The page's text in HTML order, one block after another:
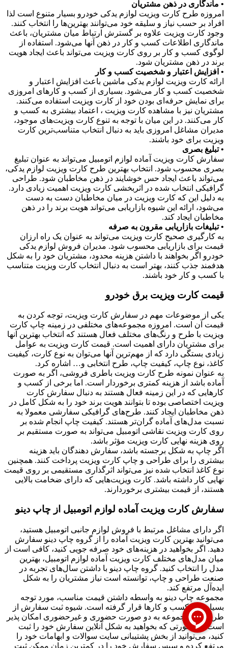
• ماندگاری در ذهن مشتریان
امروزه طرح کارت ویزیت لوازم یدکی خودرو بسیار متنوع است لذا
افراد بر حسب نیاز و سلیقه خود می‌توانند بهترین‌ها را انتخاب کنند.
وجود کارت ویزیت علاوه بر گسترش ارتباط میان مشتریان، باعث
ماندگاری اطلاعات کسب و کار در ذهن آنها می‌شود. استفاده از
لوگوی کسب و کار بر روی کارت ویزیت می‌تواند باعث ایجاد هویت
برند در ذهن مشتریان شود.
• افزایش اعتبار و شخصیت کسب و کار
ارائه کارت ویزیت لوازم یدکی ماشین باعث افزایش اعتبار و
شخصیت کسب و کار می‌شود. بسیاری از کسب و کارهای امروزی
برای نمایش حرفه‌ای بودن خود از کارت ویزیت استفاده می‌کنند.
مشتریان نیز با مشاهده کارت ویزیت ، اعتماد بیشتری به کسب و
کار می‌کنند. در این میان با توجه به تنوع کارت ویزیت‌های موجود،
مدیران مشاغل امروزی باید به دنبال انتخاب متناسب‌ترین کارت
ویزیت برای خود باشند.
• تبلیغ بصری
سفارش کارت ویزیت آماده لوازم اتومبیل می‌تواند به عنوان تبلیغ
بصری محسوب شود. انتخاب بهترین طرح کارت ویزیت لوازم یدکی،
می‌تواند باعث ایجاد حس خوشایند در ذهن مخاطبان شود. طراحی
گرافیکی انتخاب شده در اثربخشی کارت ویزیت اهمیت زیادی دارد.
به دلیل این که کارت ویزیت در میان مخاطبان دست به دست
می‌شود، ارائه این شیوه بازاریابی می‌تواند هویت برند را در ذهن
مخاطبان ایجاد کند.
• تبلیغات بازاریابی مقرون به صرفه
به کارگیری صحیح کارت ویزیت می‌تواند به عنوان یک راه ارزان
قیمت برای بازاریابی محسوب شود. مدیران فروش لوازم یدکی
خودرو اگر بخواهند با داشتن هزینه محدود، مشتریان خود را به شکل
هدفمند جذب کنند، بهتر است به دنبال انتخاب کارت ویزیت متناسب
با کسب و کار خود باشند.
قیمت کارت ویزیت برق خودرو
یکی از موضوعات مهم در سفارش کارت ویزیت، توجه کردن به
قیمت آن است. امروزه مجموعه‌های مختلفی در زمینه چاپ کارت
ویزیت با طرح و رنگ‌های مختلف فعال هستند که انتخاب بهترین آنها
برای مشتریان دارای اهمیت است. قیمت کارت ویزیت به عوامل
زیادی بستگی دارد که از مهم‌ترین آنها می‌توان به نوع کارت، کیفیت
کاغذ، نوع چاپ، کیفیت چاپ، طرح انتخابی و… اشاره کرد.
به عنوان نمونه طرح کارت ویزیت باطری فروشی، اگر به صورت
آماده باشد از هزینه کمتری برخوردار است. اما برخی از کسب و
کارهایی که در این زمینه فعال هستند به دنبال سفارش کارت
ویزیت اختصاصی بوده تا بتوانند هویت برند خود را به شکل کامل در
ذهن مخاطبان ایجاد کنند. طرح‌های گرافیکی سفارشی معمولا به
نسبت مدل‌های آماده گران‌تر هستند. کیفیت چاپ انجام شده بر
روی کارت ویزیت نقاشی اتومبیل می‌تواند به صورت مستقیم بر
روی هزینه نهایی کارت ویزیت مؤثر باشد.
اگر چاپ به شکل برجسته باشد، سفارش دهندگان باید هزینه
بیشتری را برای طراحی و چاپ کارت ویزیت پرداخت کنند. همچنین
نوع کاغذ انتخاب شده نیز می‌تواند اثرگذاری مستقیمی بر روی قیمت
نهایی کار داشته باشد. کارت ویزیت‌هایی که دارای ضخامت بالایی
هستند، از قیمت بیشتری برخوردارند.
سفارش کارت ویزیت آماده لوازم اتومبیل از چاپ دینو
اگر دارای مشاغل مرتبط با فروش لوازم جانبی اتومبیل هستید،
می‌توانید بهترین کارت‌ ویزیت آماده را از گروه چاپ دینو سفارش
دهید. اگر بخواهید در هزینه‌های خود صرفه جویی کنید، کافی است از
میان مدل‌های مختلف کارت ویزیت آماده لوازم اتومبیل، بهترین
مدل را انتخاب کنید. گروه چاپ دینو با داشتن سال‌های تجربه در
صنعت طراحی و چاپ، توانسته است نیاز مشتریان را به شکل
ایده‌آل مرتفع کند.
مجموعه چاپ دینو به واسطه داشتن قیمت مناسب، مورد توجه
بسیاری از کسب و کارها قرار گرفته است. شیوه ثبت سفارش از
طریق این مجموعه به دو صورت حضوری و غیرحضوری امکان پذیر
است. در صورتی که بخواهید به شکل آنلاین سفارش خود را ثبت
کنید، می‌توانید از بخش پشتیبانی سایت سوالات و ابهامات خود را
مرتفع کرده و سپس سفارش خود را در کمترین زمان ممکن ثبت